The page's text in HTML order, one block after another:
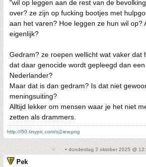
"wil op leggen aan de rest van de
over? ze zijn op fucking bootjes met
aan het varen? Hoe leggen ze hun wil op?
eigenlijk?
Gedram? ze roepen wellicht wat vaker dat
dat daar genocide wordt gepleegd dan
Nederlander?
Maar dat is dan gedram? Is dat niet
meningsuiting?
Alltijd lekker om mensen waar je het niet
zetten als drammers.
http://i50.tinypic.com/oj1iew.png
• donderdag 2 oktober 2025 @
Pek